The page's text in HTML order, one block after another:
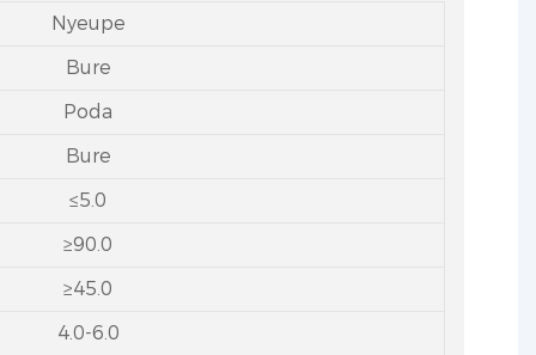
Nyeupe
Bure
Poda
Bure
≤5.0
≥90.0
≥45.0
4.0-6.0